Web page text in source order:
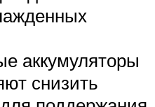
аккумуляторы
снизить